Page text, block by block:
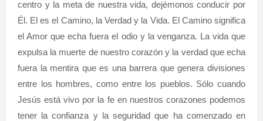
centro y la meta de nuestra vida, dejémonos conducir por
Él. El es el Camino, la Verdad y la Vida. El Camino significa
el Amor que echa fuera el odio y la venganza. La vida que
expulsa la muerte de nuestro corazón y la verdad que echa
fuera la mentira que es una barrera que genera divisiones
entre los hombres, como entre los pueblos. Sólo cuando
Jesús está vivo por la fe en nuestros corazones podemos
tener la confianza y la seguridad que ha comenzado en